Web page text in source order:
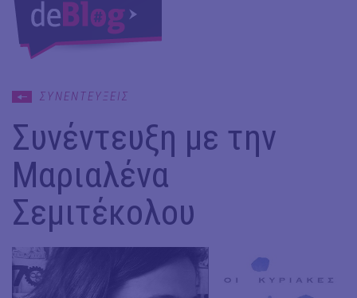
ΣΥΝΕΝΤΕΥΞΕΙΣ
Συνέντευξη με την
Μαριαλένα
Σεμιτέκολου